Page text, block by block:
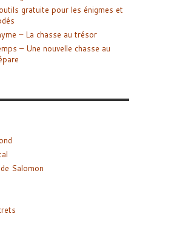
gratuite pour les énigmes et
– La chasse au trésor
– Une nouvelle chasse au
Salomon